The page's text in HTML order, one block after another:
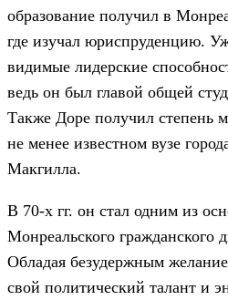
образование получил в
где изучал юриспруденцию.
видимые лидерские
ведь он был главой общей
Также Доре получил степень
не менее известном вузе
Макгилла.
В 70-х гг. он стал одним из
Монреальского
Обладая безудержным
свой политический талант и